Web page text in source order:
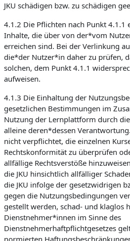
JKU schädigen bzw. zu schädigen
4.1.2 Die Pflichten nach Punkt 4.1.1
Inhalte, die über von der*vom
erreichen sind. Bei der Verlinkung
die*der Nutzer*in daher zu prüfen,
solchen, dem Punkt 4.1.1
aufweisen.
4.1.3 Die Einhaltung der
gesetzlichen Bestimmungen im
Nutzung der Lernplattform durch
alleine deren*dessen
nicht verpflichtet, die einzelnen
Rechtskonformität zu überprüfen
allfällige Rechtsverstöße
die JKU hinsichtlich allfälliger
die JKU infolge der gesetzwidrigen
gegen die Nutzungsbedingungen
gestellt werden, schad- und klaglos
Dienstnehmer*innen im Sinne des
Dienstnehmerhaftpflichtgesetzes
normierten